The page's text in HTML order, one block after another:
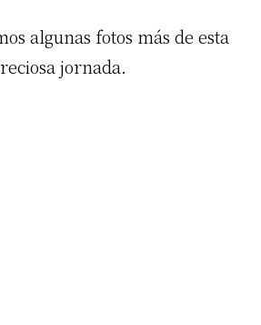
algunas fotos más de esta
jornada.